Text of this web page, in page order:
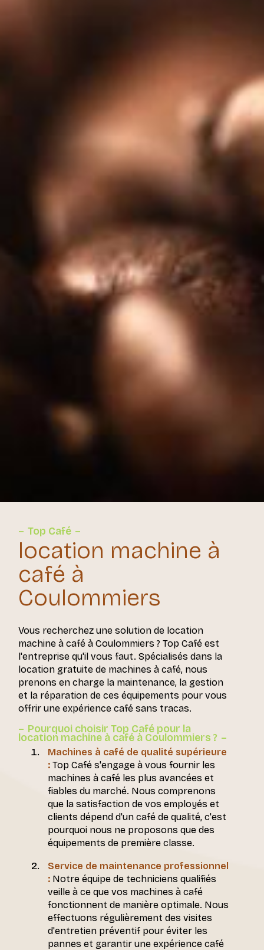
Top Café
location machine à
café à
Coulommiers
Vous recherchez une solution de location
machine à café à Coulommiers ? Top Café est
l'entreprise qu'il vous faut. Spécialisés dans la
location gratuite de machines à café, nous
prenons en charge la maintenance, la gestion
et la réparation de ces équipements pour vous
offrir une expérience café sans tracas.
Pourquoi choisir Top Café pour la
location machine à café à Coulommiers ?
Machines à café de qualité supérieure
: Top Café s'engage à vous fournir les
machines à café les plus avancées et
fiables du marché. Nous comprenons
que la satisfaction de vos employés et
clients dépend d'un café de qualité, c'est
pourquoi nous ne proposons que des
équipements de première classe.
Service de maintenance professionnel
: Notre équipe de techniciens qualifiés
veille à ce que vos machines à café
fonctionnent de manière optimale. Nous
effectuons régulièrement des visites
d'entretien préventif pour éviter les
pannes et garantir une expérience café